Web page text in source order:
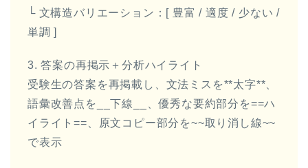
└ 文構造バリエーション：[ 豊富 / 適度 / 少ない /
単調 ]
3. 答案の再掲示＋分析ハイライト
受験生の答案を再掲載し、文法ミスを**太字**、
語彙改善点を__下線__、優秀な要約部分を==ハ
イライト==、原文コピー部分を~~取り消し線~~
で表示